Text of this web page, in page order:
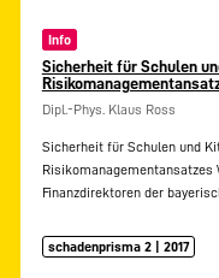
Info
Sicherheit für Schulen
Dipl.-Phys. Klaus Ross
Sicherheit für Schulen und
Risikomanagementansatzes
Finanzdirektoren der
schadenprisma 2 | 2017